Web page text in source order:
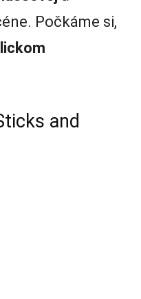
Počkáme si,
and